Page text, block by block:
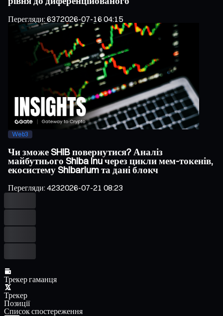
Перегляди:6372026-07-16 04:15
Web3
Чи зможе SHIB повернутися? Аналіз
майбутнього Shiba Inu через цикли мем-токенів,
екосистему Shibarium та дані блокч
Перегляди:4232026-07-21 08:23
Трекер гаманця
Трекер
Позиції
Список спостереження